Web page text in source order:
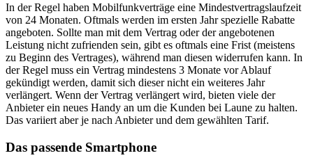
In der Regel haben Mobilfunkverträge eine Mindestvertragslaufzeit
von 24 Monaten. Oftmals werden im ersten Jahr spezielle Rabatte
angeboten. Sollte man mit dem Vertrag oder der angebotenen
Leistung nicht zufrienden sein, gibt es oftmals eine Frist (meistens
zu Beginn des Vertrages), während man diesen widerrufen kann. In
der Regel muss ein Vertrag mindestens 3 Monate vor Ablauf
gekündigt werden, damit sich dieser nicht ein weiteres Jahr
verlängert. Wenn der Vertrag verlängert wird, bieten viele der
Anbieter ein neues Handy an um die Kunden bei Laune zu halten.
Das variiert aber je nach Anbieter und dem gewählten Tarif.
Das passende Smartphone